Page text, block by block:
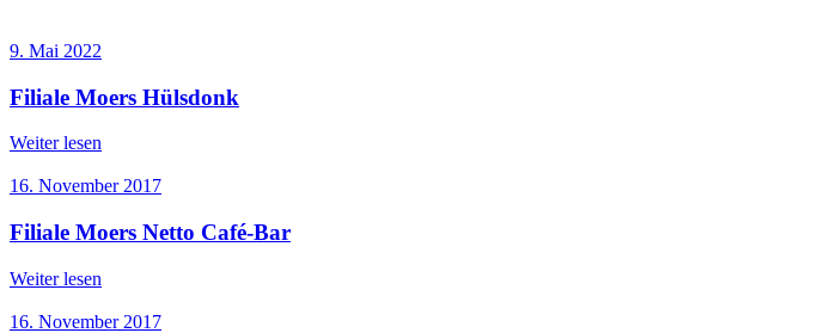
9. Mai 2022
Filiale Moers Hülsdonk
Weiter lesen
16. November 2017
Filiale Moers Netto Café-Bar
Weiter lesen
16. November 2017